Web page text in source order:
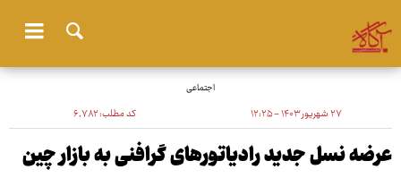
اجتماعی
۲۷ شهریور ۱۴۰۳ - ۱۲:۲۵ کد مطلب:۶٬۷۸۲
عرضه نسل جدید رادیاتورهای گرافنی به بازار چین